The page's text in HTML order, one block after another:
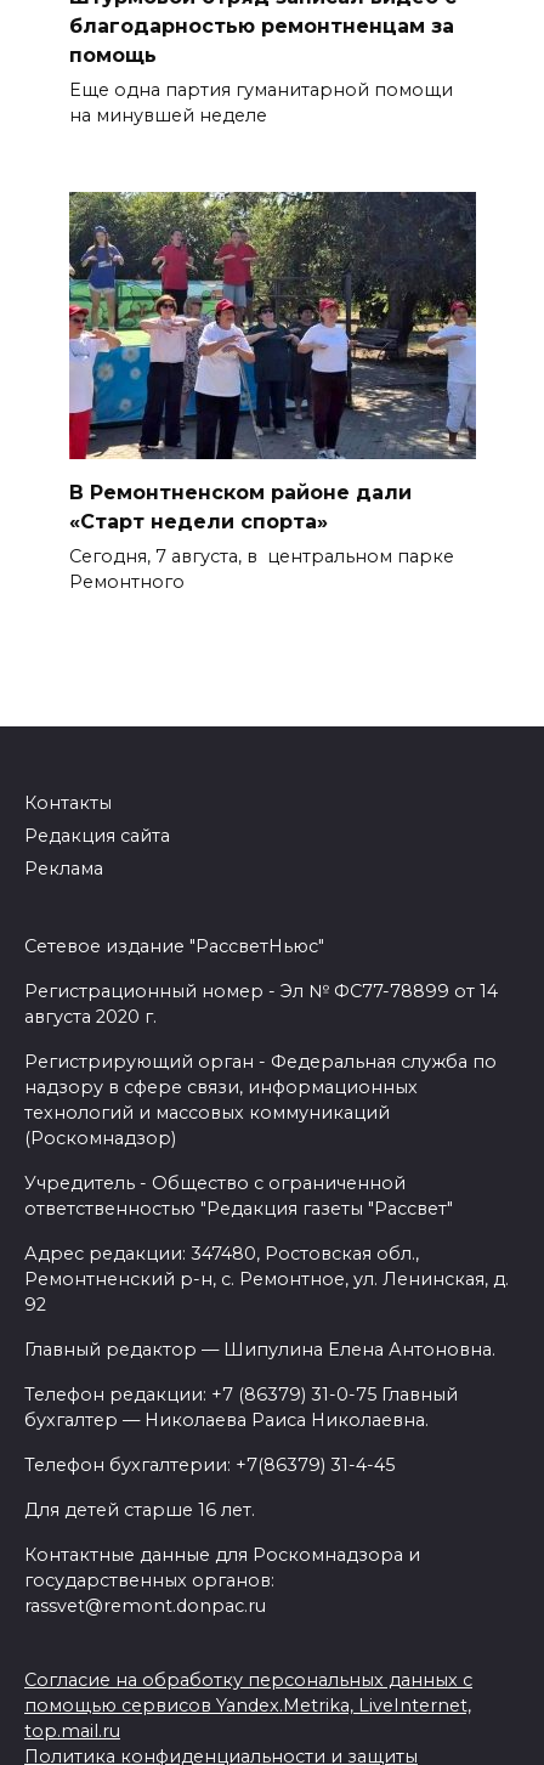
благодарностью ремонтненцам за
помощь
Еще одна партия гуманитарной помощи
на минувшей неделе
В Ремонтненском районе дали
«Старт недели спорта»
Сегодня, 7 августа, в центральном парке
Ремонтного
Контакты
Редакция сайта
Реклама
Сетевое издание "РассветНьюс"
Регистрационный номер - Эл № ФС77-78899 от 14
августа 2020 г.
Регистрирующий орган - Федеральная служба по
надзору в сфере связи, информационных
технологий и массовых коммуникаций
(Роскомнадзор)
Учредитель - Общество с ограниченной
ответственностью "Редакция газеты "Рассвет"
Адрес редакции: 347480, Ростовская обл.,
Ремонтненский р-н, с. Ремонтное, ул. Ленинская, д.
92
Главный редактор — Шипулина Елена Антоновна.
Телефон редакции: +7 (86379) 31-0-75 Главный
бухгалтер — Николаева Раиса Николаевна.
Телефон бухгалтерии: +7(86379) 31-4-45
Для детей старше 16 лет.
Контактные данные для Роскомнадзора и
государственных органов:
rassvet@remont.donpac.ru
Согласие на обработку персональных данных с
помощью сервисов Yandex.Metrika, LiveInternet,
top.mail.ru
Политика конфиденциальности и защиты